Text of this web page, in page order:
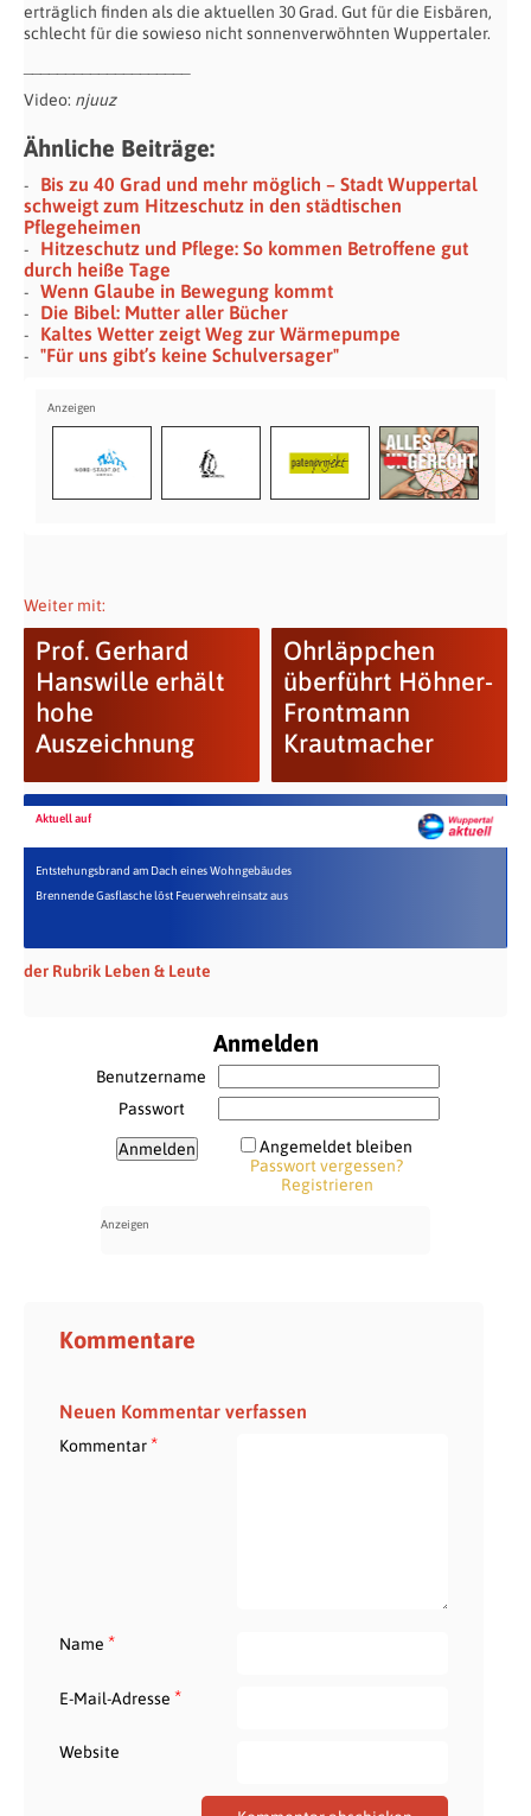
erträglich finden als die aktuellen 30 Grad. Gut für die Eisbären,
schlecht für die sowieso nicht sonnenverwöhnten Wuppertaler.
Video: njuuz
Ähnliche Beiträge:
Bis zu 40 Grad und mehr möglich – Stadt Wuppertal
schweigt zum Hitzeschutz in den städtischen
Pflegeheimen
Hitzeschutz und Pflege: So kommen Betroffene gut
durch heiße Tage
Wenn Glaube in Bewegung kommt
Die Bibel: Mutter aller Bücher
Kaltes Wetter zeigt Weg zur Wärmepumpe
"Für uns gibt’s keine Schulversager"
Weiter mit:
Prof. Gerhard
Hanswille erhält
hohe
Auszeichnung
Ohrläppchen
überführt Höhner-
Frontmann
Krautmacher
Aktuell auf
Entstehungsbrand am Dach eines Wohngebäudes
Brennende Gasflasche löst Feuerwehreinsatz aus
der Rubrik Leben & Leute
Anmelden
Benutzername
Passwort
Angemeldet bleiben
Passwort vergessen?
Registrieren
Kommentare
Neuen Kommentar verfassen
Kommentar*
Name *
E-Mail-Adresse *
Website